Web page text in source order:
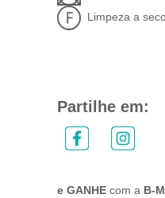
Limpeza a
Partilhe em:
e GANHE com a B-